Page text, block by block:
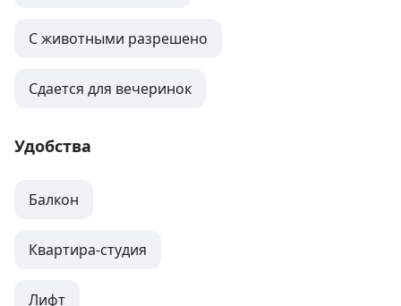
С животными разрешено
Сдается для вечеринок
Удобства
Балкон
Квартира-студия
Лифт